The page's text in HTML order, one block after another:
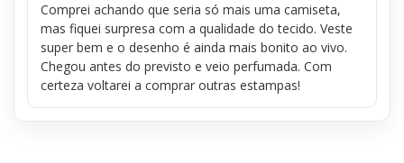
Comprei achando que seria só mais uma camiseta,
mas fiquei surpresa com a qualidade do tecido. Veste
super bem e o desenho é ainda mais bonito ao vivo.
Chegou antes do previsto e veio perfumada. Com
certeza voltarei a comprar outras estampas!